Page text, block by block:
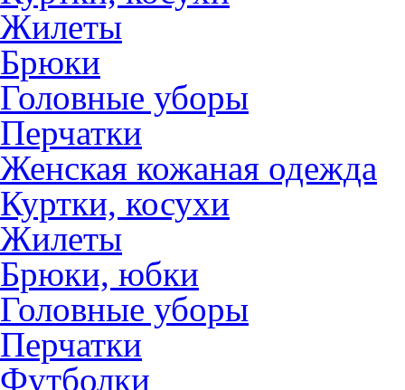
Жилеты
Брюки
Головные уборы
Перчатки
Женская кожаная одежда
Куртки, косухи
Жилеты
Брюки, юбки
Головные уборы
Перчатки
Футболки